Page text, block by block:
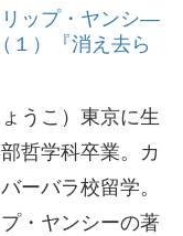
ップ・ヤンシ―
１）『消え去ら
うこ）東京に生
哲学科卒業。カ
ーバラ校留学。
・ヤンシーの著